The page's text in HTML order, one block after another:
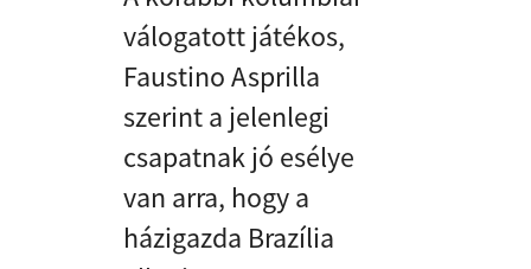
válogatott játékos,
Faustino Asprilla
szerint a jelenlegi
csapatnak jó esélye
van arra, hogy a
házigazda Brazília